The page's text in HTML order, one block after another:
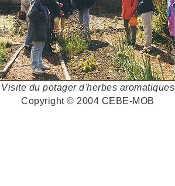
Visite du potager d'herbes aromatiques
Copyright © 2004 CEBE-MOB